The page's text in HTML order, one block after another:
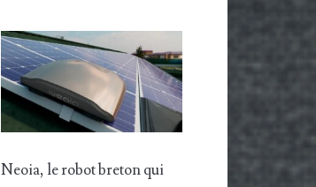
Neoia, le robot breton qui